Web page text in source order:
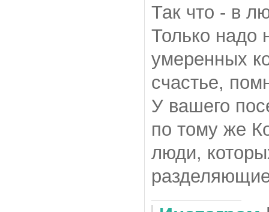
Так что - в
Только надо
умеренных
счастье,
У вашего
по тому же
люди,